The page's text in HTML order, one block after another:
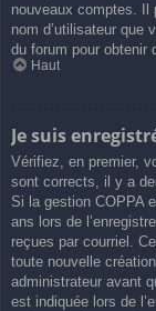
nouveaux comptes. Il
nom d’utilisateur que
du forum pour obtenir
Haut
Je suis
Vérifiez, en premier,
sont corrects, il y a
Si la gestion COPPA
ans lors de
reçues par courriel.
toute nouvelle
administrateur avant
est indiquée lors de